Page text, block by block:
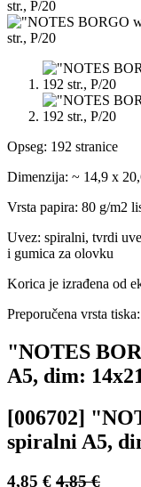
Opseg: 192 stranice
Dimenzija: ~ 14,9 x
Vrsta papira: 80 g/m2
Uvez: spiralni, tvrdi
i gumica za olovku
Korica je izrađena od
Preporučena vrsta
"NOTES
A5, dim:
[006702]
spiralni A5,
4,85 € 4,85€